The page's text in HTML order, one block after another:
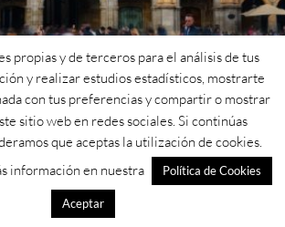
25
propias y de terceros para el análisis de tus
y realizar estudios estadísticos, mostrarte
con tus preferencias y compartir o mostrar
sitio web en redes sociales. Si continúas
que aceptas la utilización de cookies.
información en nuestra
Política de Cookies
Aceptar